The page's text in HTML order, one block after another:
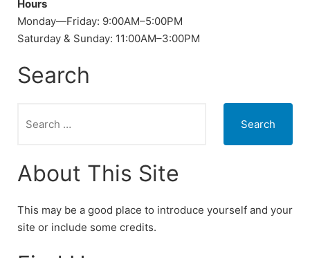
Hours
Monday—Friday: 9:00AM–5:00PM
Saturday & Sunday: 11:00AM–3:00PM
Search
for:
About This Site
This may be a good place to introduce yourself and your
site or include some credits.